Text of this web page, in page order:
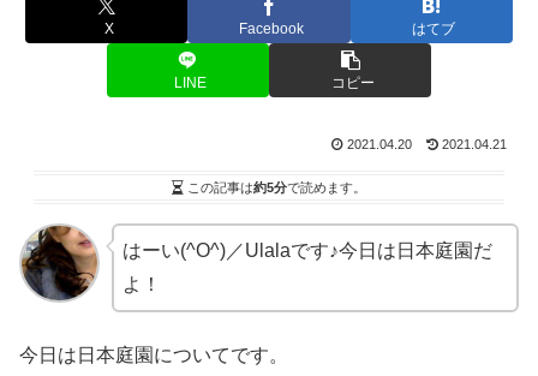
X Facebook はてブ
LINE コピー
2021.04.20 2021.04.21
この記事は約5分で読めます。
はーい(^O^)／Ulalaです♪今日は日本庭園だ
よ！
今日は日本庭園についてです。